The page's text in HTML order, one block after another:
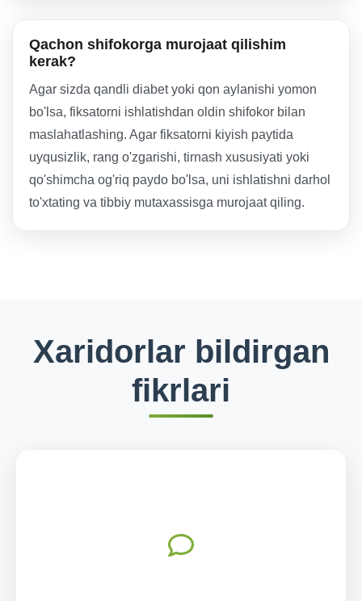
Qachon shifokorga murojaat qilishim
kerak?
Agar sizda qandli diabet yoki qon aylanishi yomon
bo'lsa, fiksatorni ishlatishdan oldin shifokor bilan
maslahatlashing. Agar fiksatorni kiyish paytida
uyqusizlik, rang o'zgarishi, tirnash xususiyati yoki
qo'shimcha og'riq paydo bo'lsa, uni ishlatishni darhol
to'xtating va tibbiy mutaxassisga murojaat qiling.
Xaridorlar bildirgan
fikrlari